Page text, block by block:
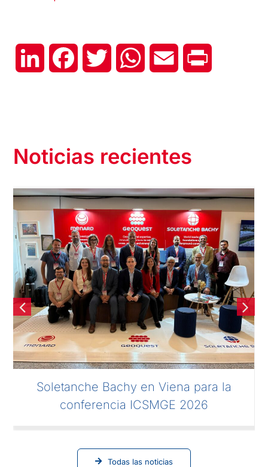
LinkedIn FacebookTwitter WhatsAppEmail
Noticias recientes
Soletanche Bachy en Viena para la
conferencia ICSMGE 2026
Todas las noticias